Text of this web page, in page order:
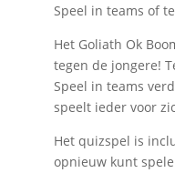
Speel in teams of
Het Goliath Ok
tegen de jongere!
Speel in teams
speelt ieder voor
Het quizspel is
opnieuw kunt